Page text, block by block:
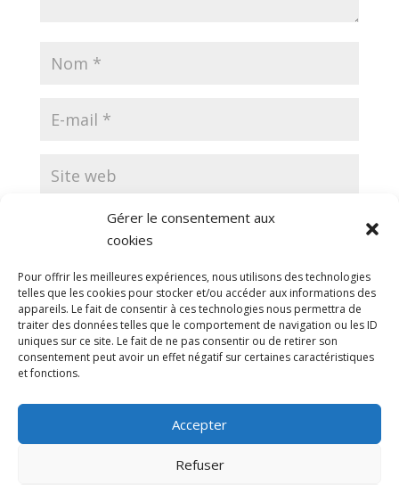
Gérer le consentement aux
cookies
Pour offrir les meilleures expériences, nous utilisons des technologies
telles que les cookies pour stocker et/ou accéder aux informations des
appareils. Le fait de consentir à ces technologies nous permettra de
traiter des données telles que le comportement de navigation ou les ID
uniques sur ce site. Le fait de ne pas consentir ou de retirer son
consentement peut avoir un effet négatif sur certaines caractéristiques
et fonctions.
Accepter
Refuser
Enregistrer mon nom, mon e-mail et mon site
dans le navigateur pour mon prochain commentaire.
Ce site utilise Akismet pour réduire les indésirables.
En savoir plus sur la façon dont les données de vos
commentaires sont traitées.